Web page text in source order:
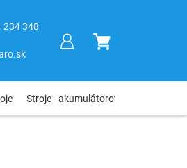
234 348
NÁKUPNÝ
Stroje - akumulátorové, elektro,